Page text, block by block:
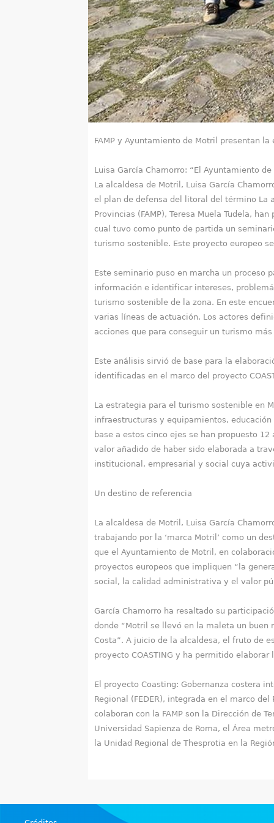
a
q
u
í
FAMP y Ayuntamiento de Motril presentan
Luisa García Chamorro: “El Ayuntamiento
La alcaldesa de Motril, Luisa García
el plan de defensa del litoral del término La
Provincias (FAMP), Teresa Muela Tudela,
cual tuvo como punto de partida un
turismo sostenible. Este proyecto europeo
Este seminario puso en marcha un proceso
información e identificar intereses,
turismo sostenible de la zona. En este
varias líneas de actuación. Los actores
acciones que para conseguir un turismo
Este análisis sirvió de base para la
identificadas en el marco del proyecto
La estrategia para el turismo sostenible en
infraestructuras y equipamientos,
base a estos cinco ejes se han propuesto
valor añadido de haber sido elaborada a
institucional, empresarial y social cuya
Un destino de referencia
La alcaldesa de Motril, Luisa García
trabajando por la ‘marca Motril’ como un
que el Ayuntamiento de Motril, en
proyectos europeos que impliquen “la
social, la calidad administrativa y el valor
García Chamorro ha resaltado su
donde “Motril se llevó en la maleta un buen
Costa”. A juicio de la alcaldesa, el fruto de
proyecto COASTING y ha permitido
El proyecto Coasting: Gobernanza costera
Regional (FEDER), integrada en el marco
colaboran con la FAMP son la Dirección de
Universidad Sapienza de Roma, el Área
la Unidad Regional de Thesprotia en la